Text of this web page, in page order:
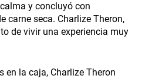
y concluyó con
carne seca. Charlize Theron,
de vivir una experiencia muy
en la caja, Charlize Theron